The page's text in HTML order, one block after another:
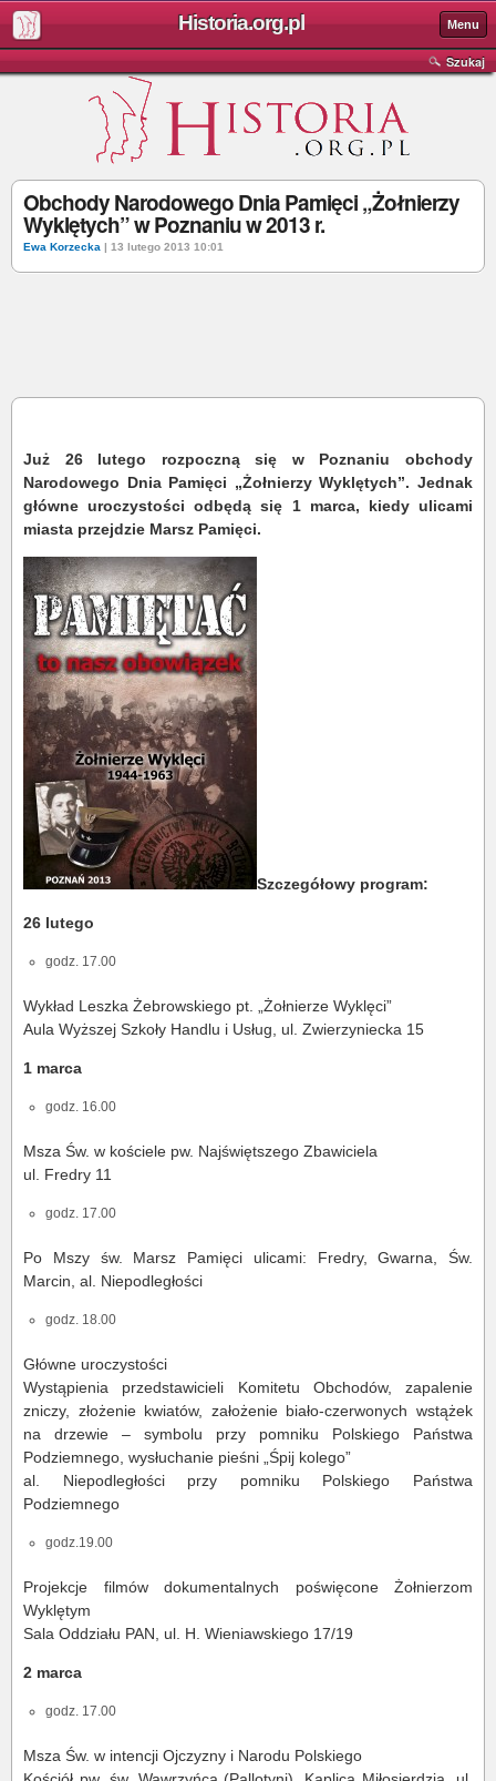
Historia.org.pl Menu
Szukaj
Obchody Narodowego Dnia Pamięci „Żołnierzy
Wyklętych” w Poznaniu w 2013 r.
Ewa Korzecka | 13 lutego 2013 10:01
Już 26 lutego rozpoczną się w Poznaniu obchody
Narodowego Dnia Pamięci „Żołnierzy Wyklętych”. Jednak
główne uroczystości odbędą się 1 marca, kiedy ulicami
miasta przejdzie Marsz Pamięci.
Szczegółowy program:
26 lutego
godz. 17.00
Wykład Leszka Żebrowskiego pt. „Żołnierze Wyklęci”
Aula Wyższej Szkoły Handlu i Usług, ul. Zwierzyniecka 15
1 marca
godz. 16.00
Msza Św. w kościele pw. Najświętszego Zbawiciela
ul. Fredry 11
godz. 17.00
Po Mszy św. Marsz Pamięci ulicami: Fredry, Gwarna, Św.
Marcin, al. Niepodległości
godz. 18.00
Główne uroczystości
Wystąpienia przedstawicieli Komitetu Obchodów, zapalenie
zniczy, złożenie kwiatów, założenie biało-czerwonych wstążek
na drzewie – symbolu przy pomniku Polskiego Państwa
Podziemnego, wysłuchanie pieśni „Śpij kolego”
al. Niepodległości przy pomniku Polskiego Państwa
Podziemnego
godz.19.00
Projekcje filmów dokumentalnych poświęcone Żołnierzom
Wyklętym
Sala Oddziału PAN, ul. H. Wieniawskiego 17/19
2 marca
godz. 17.00
Msza Św. w intencji Ojczyzny i Narodu Polskiego